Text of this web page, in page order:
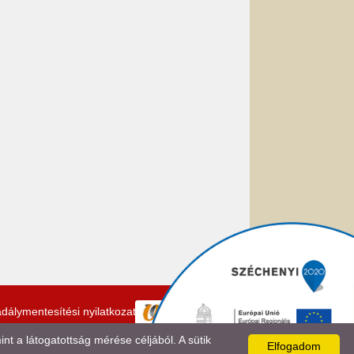
nyilatkozat
Elfogadom
a látogatottság mérése céljából. A sütik